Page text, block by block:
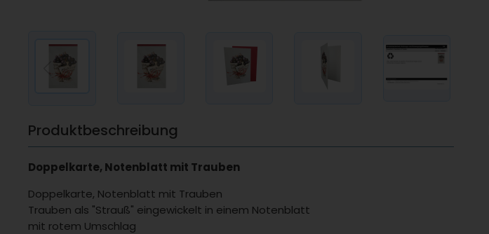
Produktbeschreibung
Doppelkarte, Notenblatt mit Trauben
Doppelkarte, Notenblatt mit Trauben
Trauben als "Strauß" eingewickelt in einem Notenblatt
mit rotem Umschlag